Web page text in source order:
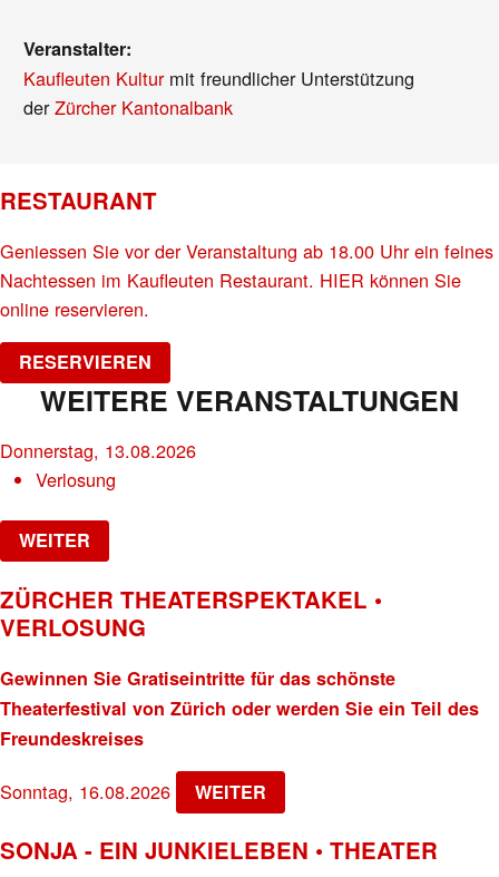
Veranstalter:
Kaufleuten Kulturmit freundlicher Unterstützung
derZürcher Kantonalbank
RESTAURANT
Geniessen Sie vor der Veranstaltung ab 18.00 Uhr ein feines
Nachtessen im Kaufleuten Restaurant. HIER können Sie
online reservieren.
RESERVIEREN
WEITERE VERANSTALTUNGEN
Donnerstag, 13.08.2026
Verlosung
WEITER
ZÜRCHER THEATERSPEKTAKEL •
VERLOSUNG
Gewinnen Sie Gratiseintritte für das schönste
Theaterfestival von Zürich oder werden Sie ein Teil des
Freundeskreises
Sonntag, 16.08.2026 WEITER
SONJA - EIN JUNKIELEBEN • THEATER